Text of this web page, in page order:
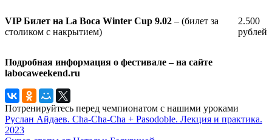
VIP Билет на La Boca Winter Cup 9.02 – (билет за
столиком с накрытием)
2.500
рублей
Подробная информация о фестивале – на сайте
labocaweekend.ru
Потренируйтесь перед чемпионатом с нашими уроками
Руслан Айдаев. Cha-Cha-Cha + Pasodoble. Лекция и практика.
2023